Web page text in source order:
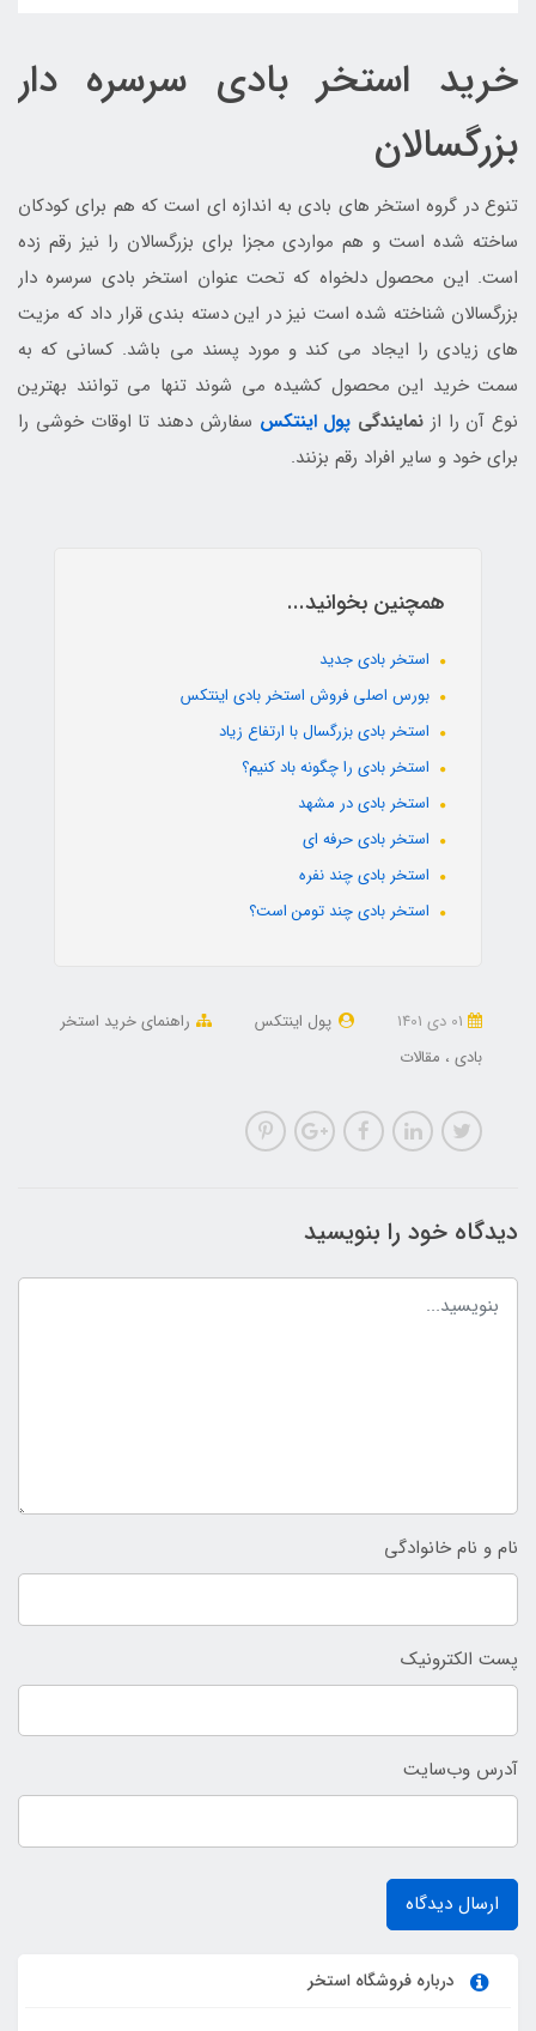
خرید استخر بادی سرسره دار
بزرگسالان
تنوع در گروه استخر های بادی به اندازه ای است که هم برای کودکان
ساخته شده است و هم مواردی مجزا برای بزرگسالان را نیز رقم زده
است. این محصول دلخواه که تحت عنوان استخر بادی سرسره دار
بزرگسالان شناخته شده است نیز در این دسته بندی قرار داد که مزیت
های زیادی را ایجاد می کند و مورد پسند می باشد. کسانی که به
سمت خرید این محصول کشیده می شوند تنها می توانند بهترین
نوع آن را از نمایندگی پول اینتکس سفارش دهند تا اوقات خوشی را
برای خود و سایر افراد رقم بزنند.
همچنین بخوانید...
استخر بادی جدید
بورس اصلی فروش استخر بادی اینتکس
استخر بادی بزرگسال با ارتفاع زیاد
استخر بادی را چگونه باد کنیم؟
استخر بادی در مشهد
استخر بادی حرفه ای
استخر بادی چند نفره
استخر بادی چند تومن است؟
پول اینتکس
راهنمای خرید استخر
بادی
مقالات
دیدگاه خود را بنویسید
نام و نام خانوادگی
پست الکترونیک
آدرس وب‌سایت
ارسال دیدگاه
درباره فروشگاه استخر